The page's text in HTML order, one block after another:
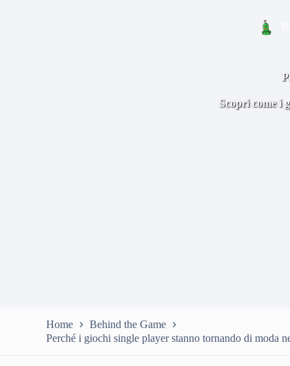
Scopri come i
Home
Behind the Game
Perché i giochi single player stanno tornando di moda